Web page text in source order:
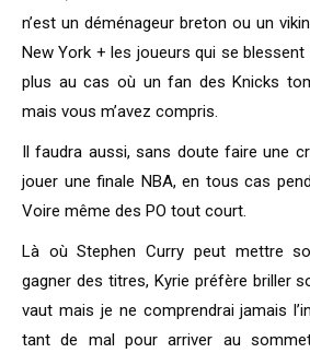
n’est un déménageur breton ou un
New York + les joueurs qui se blessent
plus au cas où un fan des Knicks
mais vous m’avez compris.
Il faudra aussi, sans doute faire une
jouer une finale NBA, en tous cas
Voire même des PO tout court.
Là où Stephen Curry peut mettre
gagner des titres, Kyrie préfère briller
vaut mais je ne comprendrai jamais
tant de mal pour arriver au